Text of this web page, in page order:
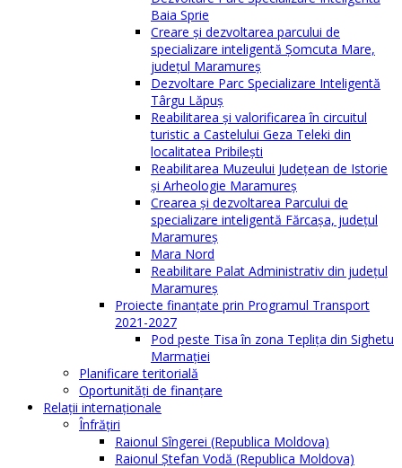
Baia Sprie
Creare și dezvoltarea parcului de
specializare inteligentă Șomcuta Mare,
județul Maramureș
Dezvoltare Parc Specializare Inteligentă
Târgu Lăpuș
Reabilitarea și valorificarea în circuitul
turistic a Castelului Geza Teleki din
localitatea Pribilești
Reabilitarea Muzeului Județean de Istorie
și Arheologie Maramureș
Crearea și dezvoltarea Parcului de
specializare inteligentă Fărcașa, județul
Maramureș
Mara Nord
Reabilitare Palat Administrativ din județul
Maramureș
Proiecte finanțate prin Programul Transport
2021-2027
Pod peste Tisa în zona Teplița din Sighetu
Marmației
Planificare teritorială
Oportunităţi de finanţare
Relaţii internaţionale
Înfrăţiri
Raionul Sîngerei (Republica Moldova)
Raionul Ștefan Vodă (Republica Moldova)